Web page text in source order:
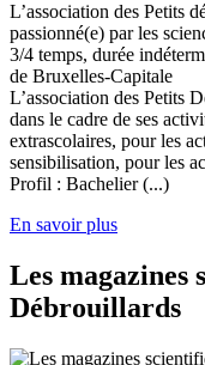
L’association des Petits
passionné(e) par les
3/4 temps, durée
de Bruxelles-Capitale
L’association des Petits
dans le cadre de ses
extrascolaires, pour les
sensibilisation, pour les
Profil : Bachelier (...)
En savoir plus
Les magazines
Débrouillards